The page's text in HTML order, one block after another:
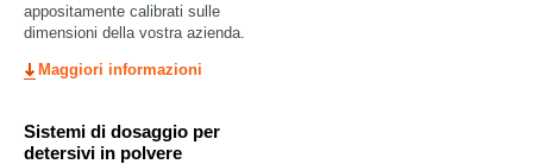
appositamente calibrati sulle
dimensioni della vostra azienda.
Maggiori informazioni
Sistemi di dosaggio per
detersivi in polvere